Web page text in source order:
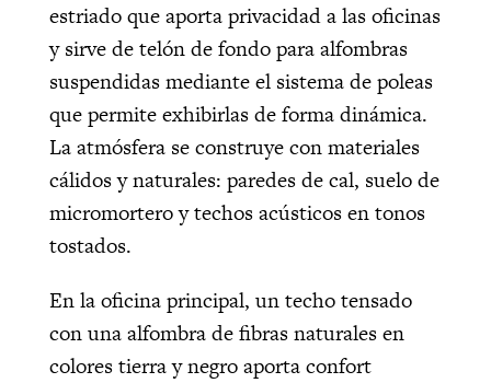
estriado que aporta privacidad a las oficinas
y sirve de telón de fondo para alfombras
suspendidas mediante el sistema de poleas
que permite exhibirlas de forma dinámica.
La atmósfera se construye con materiales
cálidos y naturales: paredes de cal, suelo de
micromortero y techos acústicos en tonos
tostados.
En la oficina principal, un techo tensado
con una alfombra de fibras naturales en
colores tierra y negro aporta confort